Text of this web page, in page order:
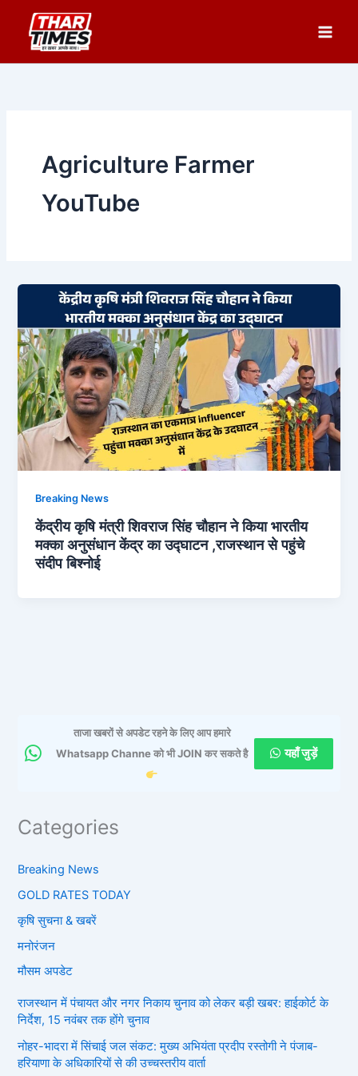
content
Agriculture Farmer
YouTube
Breaking News
केंद्रीय कृषि मंत्री शिवराज सिंह चौहान ने किया भारतीय
मक्का अनुसंधान केंद्र का उद्घाटन ,राजस्थान से पहुंचे
संदीप बिश्नोई
ताजा खबरों से अपडेट रहने के लिए आप हमारे
Whatsapp Channe को भी JOIN कर सकते है
यहाँ जुड़ें
Categories
Breaking News
GOLD RATES TODAY
कृषि सुचना & खबरें
मनोरंजन
मौसम अपडेट
राजस्थान में पंचायत और नगर निकाय चुनाव को लेकर बड़ी खबर: हाईकोर्ट के
निर्देश, 15 नवंबर तक होंगे चुनाव
नोहर-भादरा में सिंचाई जल संकट: मुख्य अभियंता प्रदीप रस्तोगी ने पंजाब-
हरियाणा के अधिकारियों से की उच्चस्तरीय वार्ता